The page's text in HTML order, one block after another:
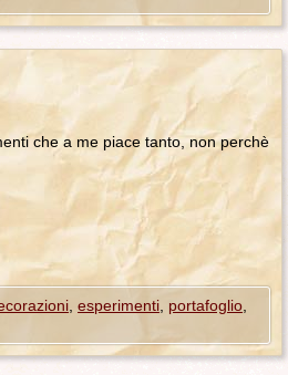
che a me piace tanto, non perchè
esperimenti portafoglio